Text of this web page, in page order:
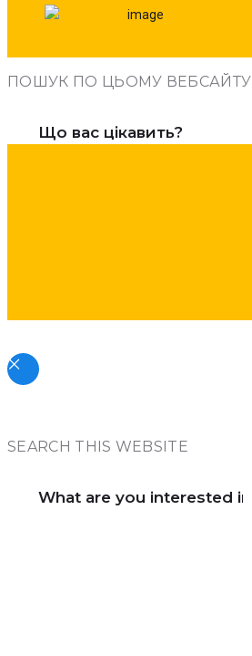
ПОШУК ПО ЦЬОМУ ВЕБСАЙТУ
SEARCH THIS WEBSITE